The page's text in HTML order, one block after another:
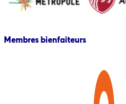
Membres bienfaiteurs